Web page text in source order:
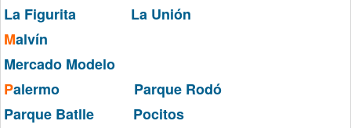
La Figurita
La Unión
Malvín
Mercado Modelo
Palermo
Parque Rodó
Parque Batlle
Pocitos